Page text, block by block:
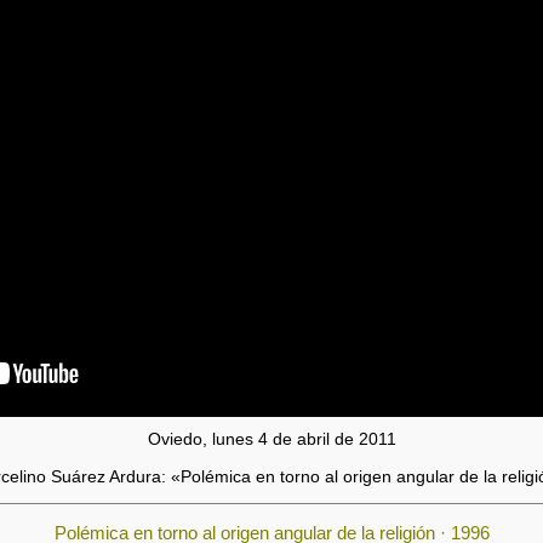
Oviedo, lunes 4 de abril de 2011
Suárez Ardura: «Polémica en torno al origen angular de la
Polémica en torno al origen angular de la religión · 1996